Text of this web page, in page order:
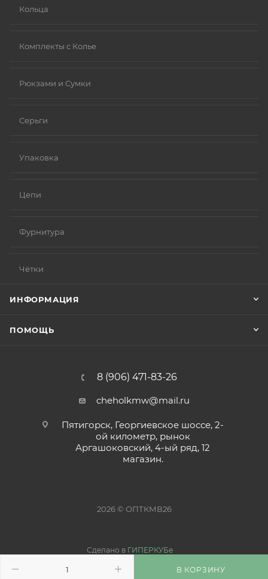
В КОРЗИНУ
Кольца
Комплекты с Колье
Рюкзами и Сумки
Серьги
Упаковка
Цепи
Фурнитура
Чётки
ИНФОРМАЦИЯ
ПОМОЩЬ
8 (906) 471-83-26
cheholkmw@mail.ru
Пятигорск, Георгиевское шоссе, 2-
ой километр, рынок
Аргашоковский, 4-ый ряд, 12
магазин.
2026 © ОПТКМВ26
Сделано в ГИПЕРКУБе